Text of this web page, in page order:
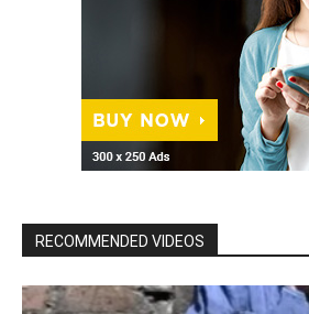
RECOMMENDED VIDEOS